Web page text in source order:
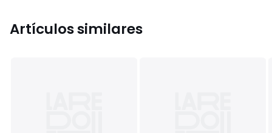
Artículos similares